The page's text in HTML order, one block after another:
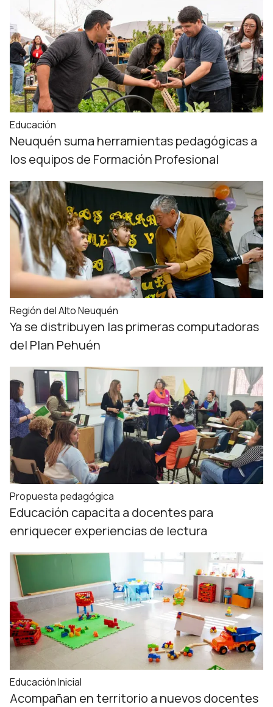
Educación
Neuquén suma herramientas pedagógicas a
los equipos de Formación Profesional
Región del Alto Neuquén
Ya se distribuyen las primeras computadoras
del Plan Pehuén
Propuesta pedagógica
Educación capacita a docentes para
enriquecer experiencias de lectura
Educación Inicial
Acompañan en territorio a nuevos docentes